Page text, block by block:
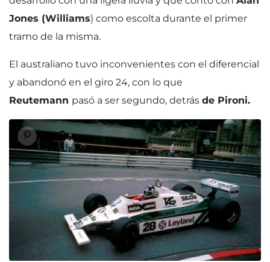
Jones (Williams) como escolta durante el primer
tramo de la misma.
El australiano tuvo inconvenientes con el diferencial
y abandonó en el giro 24, con lo que
Reutemann pasó a ser segundo, detrás de Pironi.